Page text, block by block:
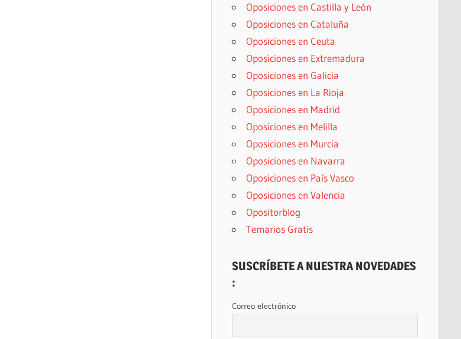
Oposiciones en Castilla y León
Oposiciones en Cataluña
Oposiciones en Ceuta
Oposiciones en Extremadura
Oposiciones en Galicia
Oposiciones en La Rioja
Oposiciones en Madrid
Oposiciones en Melilla
Oposiciones en Murcia
Oposiciones en Navarra
Oposiciones en País Vasco
Oposiciones en Valencia
Opositorblog
Temarios Gratis
SUSCRÍBETE A NUESTRA NOVEDADES
:
Correo electrónico